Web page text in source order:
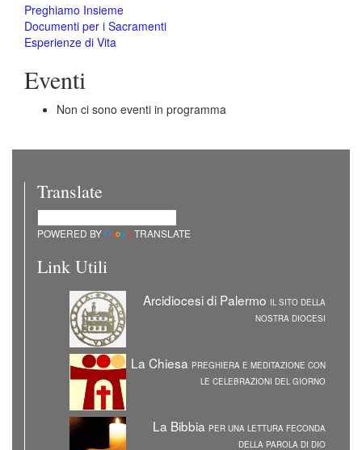
Preghiamo Insieme
Documenti per i Sacramenti
Esperienze di Vita
Eventi
Non ci sono eventi in programma
Translate
POWERED BY TRANSLATE
Link Utili
Arcidiocesi di Palermo IL SITO DELLA
NOSTRA DIOCESI
La Chiesa PREGHIERA E MEDITAZIONE CON
LE CELEBRAZIONI DEL GIORNO
La Bibbia PER UNA LETTURA FECONDA
DELLA PAROLA DI DIO